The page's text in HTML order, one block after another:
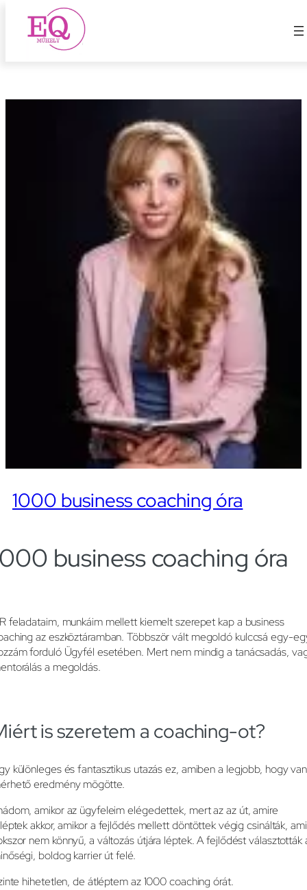
Ugrás1000 óra
1000 business coaching óra
business coaching óra
feladataim, munkáim mellett kiemelt szerepet kap a business
az eszköztáramban. Többször vált megoldó kulccsá egy-
forduló Ügyfél esetében. Mert nem mindig a tanácsadás,
a megoldás.
is szeretem a coaching-ot?
különleges és fantasztikus utazás ez, amiben a legjobb, hogy van
eredmény mögötte.
amikor az ügyfeleim elégedettek, mert az az út, amire
akkor, amikor a fejlődés mellett döntöttek végig csinálták, ami
nem könnyű, a változás útjára léptek. A fejlődést választották
boldog karrier út felé.
hihetetlen, de átléptem az 1000 coaching órát.